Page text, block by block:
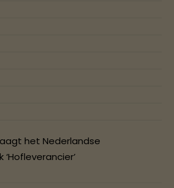
het Nederlandse
‘Hofleverancier’